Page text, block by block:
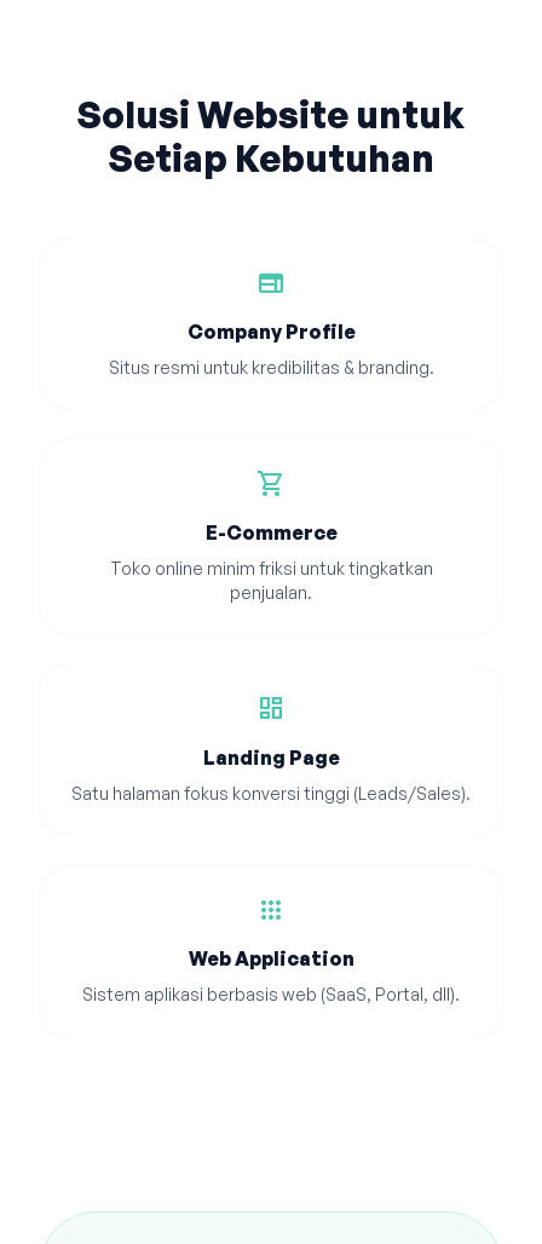
Solusi Website untuk
Setiap Kebutuhan
web
Company Profile
Situs resmi untuk kredibilitas & branding.
shopping_cart
E-Commerce
Toko online minim friksi untuk tingkatkan
penjualan.
dashboard
Landing Page
Satu halaman fokus konversi tinggi (Leads/Sales).
apps
Web Application
Sistem aplikasi berbasis web (SaaS, Portal, dll).